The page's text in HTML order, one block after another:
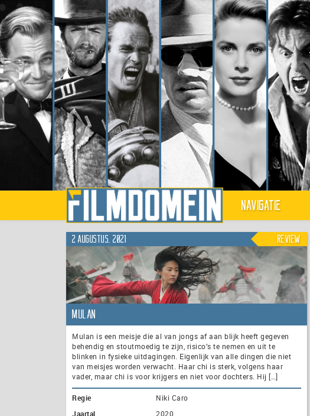
Navigatie
2 augustus, 2021 Review
Mulan
Mulan is een meisje die al van jongs af aan blijk heeft gegeven
behendig en stoutmoedig te zijn, risico’s te nemen en uit te
blinken in fysieke uitdagingen. Eigenlijk van alle dingen die niet
van meisjes worden verwacht. Haar chi is sterk, volgens haar
vader, maar chi is voor krijgers en niet voor dochters. Hij […]
Regie
Niki Caro
Jaartal
2020